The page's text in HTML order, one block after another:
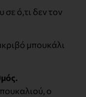
ό,τι δεν τον
μπουκάλι
ο